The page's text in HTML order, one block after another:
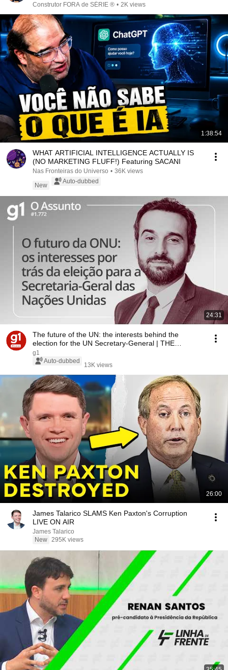
Construtor FORA de SÉRIE ® • 2K views
1:38:54
WHAT ARTIFICIAL INTELLIGENCE ACTUALLY IS
(NO MARKETING FLUFF!) Featuring SACANI
Nas Fronteiras do Universo • 36K views
New
Auto-dubbed
24:31
The future of the UN: the interests behind the
election for the UN Secretary-General | THE
SUBJECT
g1
Auto-dubbed
13K views
26:00
James Talarico SLAMS Ken Paxton's Corruption
LIVE ON AIR
James Talarico
New 295K views